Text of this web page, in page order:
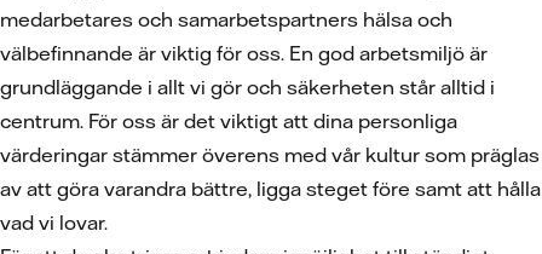
medarbetares och samarbetspartners hälsa och
välbefinnande är viktig för oss. En god arbetsmiljö är
grundläggande i allt vi gör och säkerheten står alltid i
centrum. För oss är det viktigt att dina personliga
värderingar stämmer överens med vår kultur som präglas
av att göra varandra bättre, ligga steget före samt att hålla
vad vi lovar.